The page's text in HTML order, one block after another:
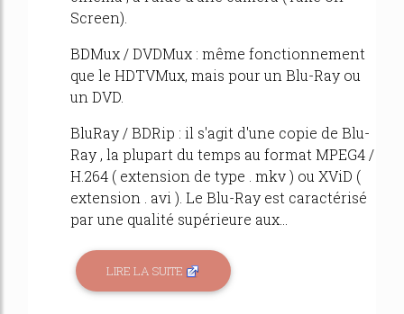
Screen).
BDMux / DVDMux : même fonctionnement
que le HDTVMux, mais pour un Blu-Ray ou
un DVD.
BluRay / BDRip : il s'agit d'une copie de Blu-
Ray , la plupart du temps au format MPEG4 /
H.264 ( extension de type . mkv ) ou XViD (
extension . avi ). Le Blu-Ray est caractérisé
par une qualité supérieure aux...
LIRE LA SUITE